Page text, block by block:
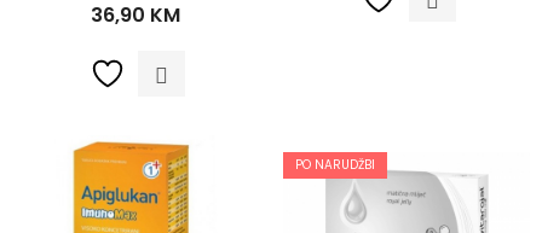
36,90 KM
PO NARUDŽBI